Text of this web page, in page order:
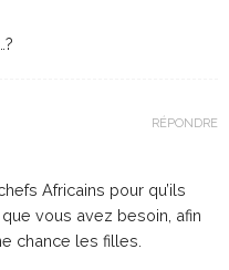
Africains pour qu’ils
vous avez besoin, afin
chance les filles.
RÉPONDRE